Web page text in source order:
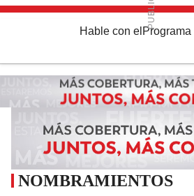
Hable con el Programa
NOMBRAMIENTOS